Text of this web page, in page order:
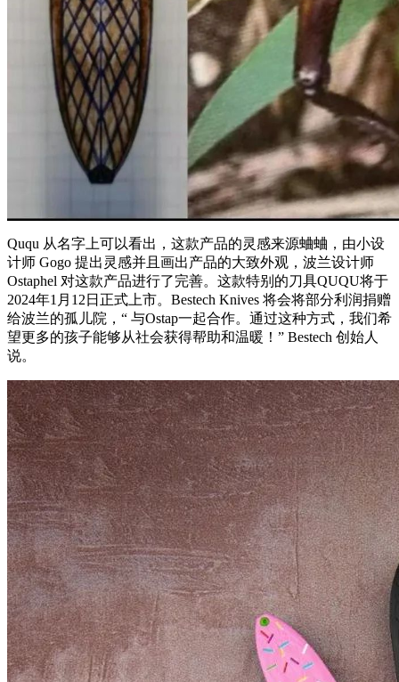
Ququ 从名字上可以看出，这款产品的灵感来源蛐蛐，由小设
计师 Gogo 提出灵感并且画出产品的大致外观，波兰设计师
Ostaphel 对这款产品进行了完善。这款特别的刀具QUQU将于
2024年1月12日正式上市。Bestech Knives 将会将部分利润捐赠
给波兰的孤儿院，“ 与Ostap一起合作。通过这种方式，我们希
望更多的孩子能够从社会获得帮助和温暖！” Bestech 创始人
说。